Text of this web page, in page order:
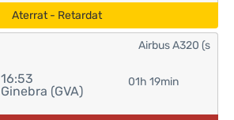
Aterrat - Retardat
16:53
Ginebra (GVA)
01h 19min
Airbus A320 (s